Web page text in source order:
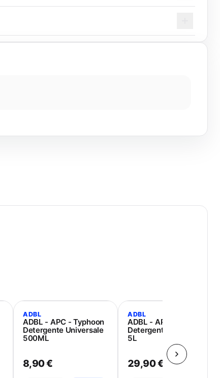
ADBL
ADBL - APC - Typhoon
Detergente Universale
500ML
8,90 €
ADBL
ADBL - APC - Typhoon
Detergente Universale
5L
29,90 €